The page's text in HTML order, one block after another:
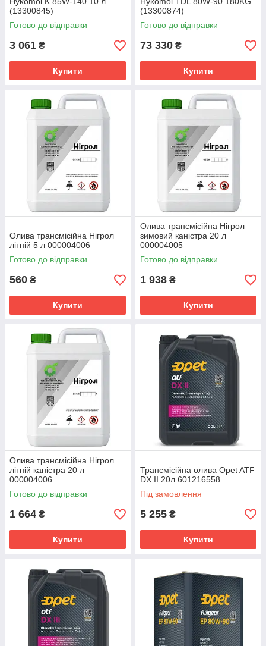
(13300845)
Готово до відправки
3 061 ₴
Купити
(13300874)
Готово до відправки
73 330 ₴
Купити
Олива трансмісійна Нігрол
літній 5 л 000004006
Готово до відправки
560 ₴
Купити
Олива трансмісійна Нігрол
зимовий каністра 20 л
000004005
Готово до відправки
1 938 ₴
Купити
Олива трансмісійна Нігрол
літній каністра 20 л
000004006
Готово до відправки
1 664 ₴
Купити
Трансмісійна олива Opet ATF
DX II 20л 601216558
Під замовлення
5 255 ₴
Купити